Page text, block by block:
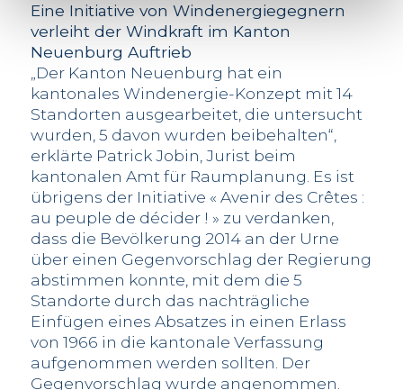
Eine Initiative von Windenergiegegnern
verleiht der Windkraft im Kanton
Neuenburg Auftrieb
„Der Kanton Neuenburg hat ein
kantonales Windenergie-Konzept mit 14
Standorten ausgearbeitet, die untersucht
wurden, 5 davon wurden beibehalten“,
erklärte Patrick Jobin, Jurist beim
kantonalen Amt für Raumplanung. Es ist
übrigens der Initiative « Avenir des Crêtes :
au peuple de décider ! » zu verdanken,
dass die Bevölkerung 2014 an der Urne
über einen Gegenvorschlag der Regierung
abstimmen konnte, mit dem die 5
Standorte durch das nachträgliche
Einfügen eines Absatzes in einen Erlass
von 1966 in die kantonale Verfassung
aufgenommen werden sollten. Der
Gegenvorschlag wurde angenommen.